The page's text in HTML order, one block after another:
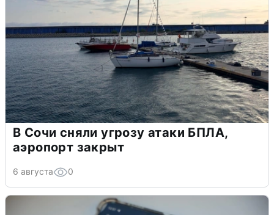
В Сочи сняли угрозу атаки БПЛА,
аэропорт закрыт
6 августа 0